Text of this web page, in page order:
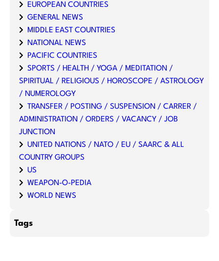
EUROPEAN COUNTRIES
GENERAL NEWS
MIDDLE EAST COUNTRIES
NATIONAL NEWS
PACIFIC COUNTRIES
SPORTS / HEALTH / YOGA / MEDITATION /
SPIRITUAL / RELIGIOUS / HOROSCOPE / ASTROLOGY
/ NUMEROLOGY
TRANSFER / POSTING / SUSPENSION / CARRER /
ADMINISTRATION / ORDERS / VACANCY / JOB
JUNCTION
UNITED NATIONS / NATO / EU / SAARC & ALL
COUNTRY GROUPS
US
WEAPON-O-PEDIA
WORLD NEWS
Tags